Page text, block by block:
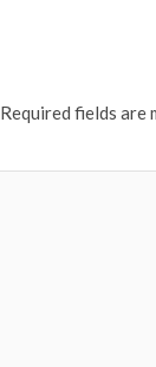
Required fields are